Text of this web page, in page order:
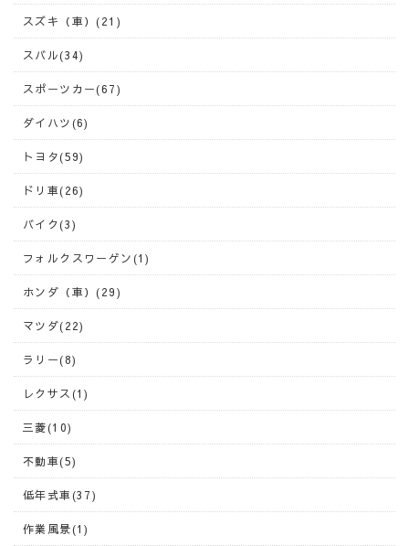
スズキ（車）(21)
スバル(34)
スポーツカー(67)
ダイハツ(6)
トヨタ(59)
ドリ車(26)
バイク(3)
フォルクスワーゲン(1)
ホンダ（車）(29)
マツダ(22)
ラリー(8)
レクサス(1)
三菱(10)
不動車(5)
低年式車(37)
作業風景(1)